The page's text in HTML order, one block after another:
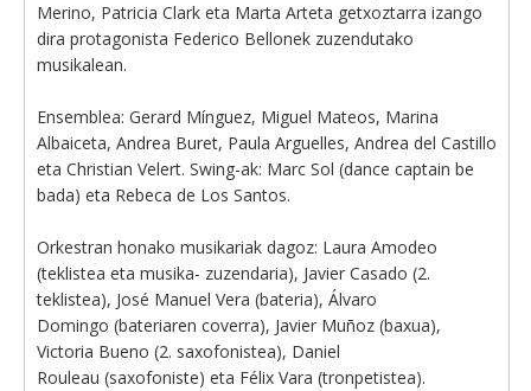
Merino, Patricia Clark eta Marta Arteta getxoztarra izango
dira protagonista Federico Bellonek zuzendutako
musikalean.
Ensemblea: Gerard Mínguez, Miguel Mateos, Marina
Albaiceta, Andrea Buret, Paula Arguelles, Andrea del Castillo
eta Christian Velert. Swing-ak: Marc Sol (dance captain be
bada) eta Rebeca de Los Santos.
Orkestran honako musikariak dagoz: Laura Amodeo
(teklistea eta musika- zuzendaria), Javier Casado (2.
teklistea), José Manuel Vera (bateria), Álvaro
Domingo (bateriaren coverra), Javier Muñoz (baxua),
Victoria Bueno (2. saxofonistea), Daniel
Rouleau (saxofoniste) eta Félix Vara (tronpetistea).